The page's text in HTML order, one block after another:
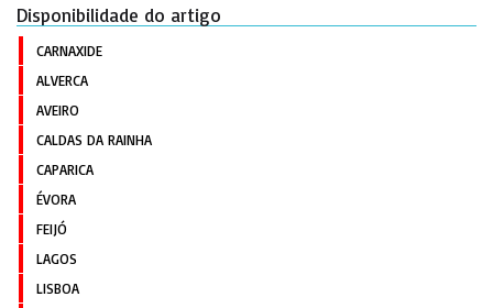
Disponibilidade do artigo
CARNAXIDE
ALVERCA
AVEIRO
CALDAS DA RAINHA
CAPARICA
ÉVORA
FEIJÓ
LAGOS
LISBOA